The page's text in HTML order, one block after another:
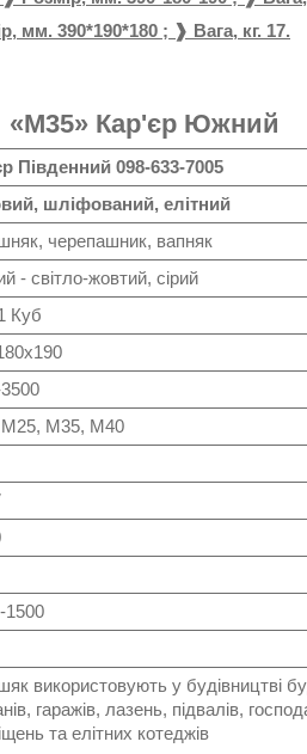
мм. 390*190*180 ; ❱ Вага, кг. 17.
«М35» Кар'єр Южний
Південний 098-633-7005
шліфований, елітний
черепашник, вапняк
- світло-жовтий, сірий
Куб
М35, М40
1500
використовують у будівництві
гаражів, лазень, підвалів,
та елітних котеджів